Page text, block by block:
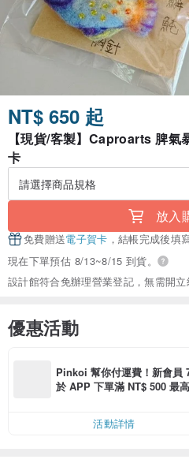
NT$ 650 起
【現貨/客製】Caproarts 脾氣
卡
放入
免費贈送電子賀卡 ，結帳完成後填
現在下單預估 8/13~8/15 到貨。
設計館符合免辦理營業登記，無需開立
優惠活動
Pinkoi 幫你付運費！新會員
於 APP 下單滿 NT$ 500 最
活動詳情